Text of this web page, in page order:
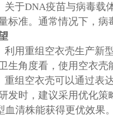
关于DNA疫苗与病毒载
标准。通常情况下，病
利用重组空衣壳生产新
生角度看，使用空衣壳
重组空衣壳可以通过表
发时，建议采用优化
血清株能获得更优效果